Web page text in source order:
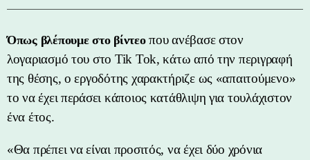
Όπως βλέπουμε στο βίντεοπου ανέβασε στον
λογαριασμό του στο Tik Tok, κάτω από την περιγραφή
της θέσης, ο εργοδότης χαρακτήριζε ως «απαιτούμενο»
το να έχει περάσει κάποιος κατάθλιψη για τουλάχιστον
ένα έτος.
«Θα πρέπει να είναι προσιτός, να έχει δύο χρόνια